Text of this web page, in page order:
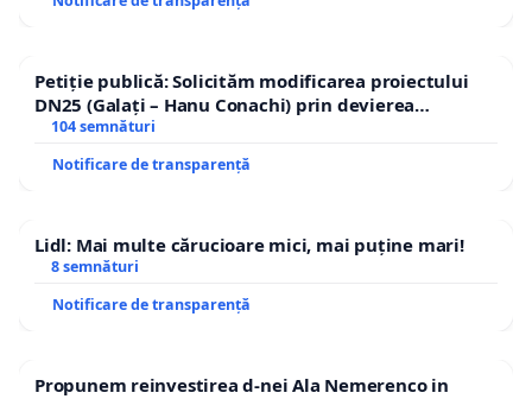
Petiție publică: Solicităm modificarea proiectului
DN25 (Galați – Hanu Conachi) prin devierea
traseului în afara localităților!
104 semnături
Notificare de transparență
Lidl: Mai multe cărucioare mici, mai puține mari!
8 semnături
Notificare de transparență
Propunem reinvestirea d-nei Ala Nemerenco in